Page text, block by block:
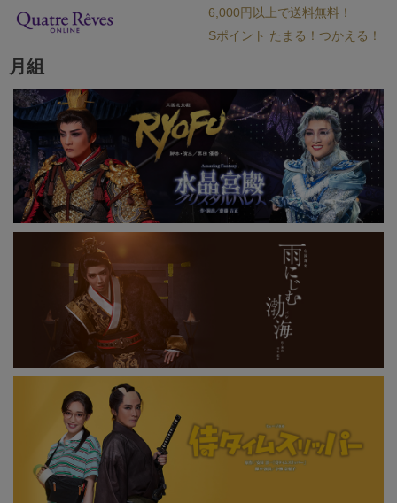
6,000円以上で送料無料！
Sポイント たまる！つかえる！
月組